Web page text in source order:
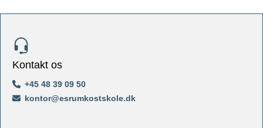
Kontakt os
+45 48 39 09 50
kontor@esrumkostskole.dk